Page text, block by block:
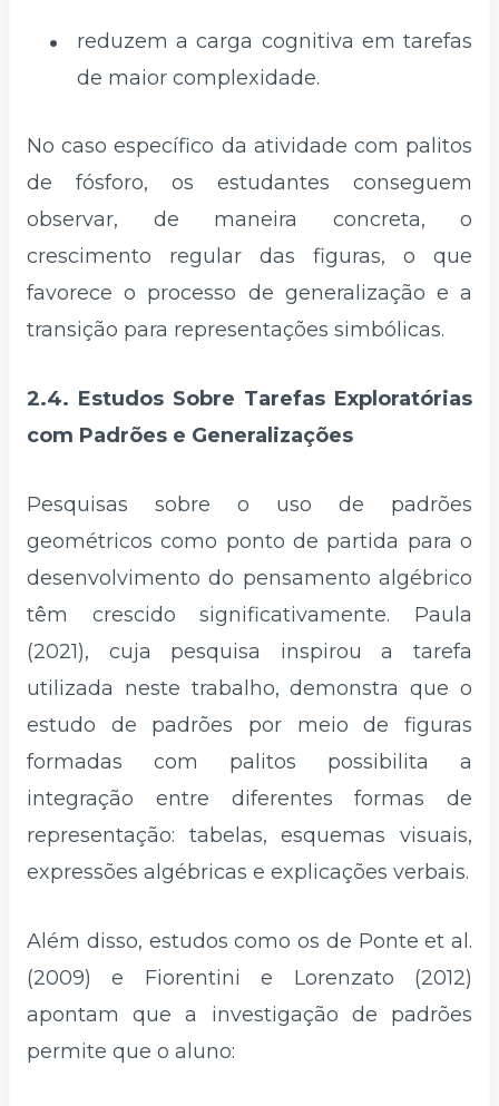
reduzem a carga cognitiva em tarefas
de maior complexidade.
No caso específico da atividade com palitos
de fósforo, os estudantes conseguem
observar, de maneira concreta, o
crescimento regular das figuras, o que
favorece o processo de generalização e a
transição para representações simbólicas.
2.4. Estudos Sobre Tarefas Exploratórias
com Padrões e Generalizações
Pesquisas sobre o uso de padrões
geométricos como ponto de partida para o
desenvolvimento do pensamento algébrico
têm crescido significativamente. Paula
(2021), cuja pesquisa inspirou a tarefa
utilizada neste trabalho, demonstra que o
estudo de padrões por meio de figuras
formadas com palitos possibilita a
integração entre diferentes formas de
representação: tabelas, esquemas visuais,
expressões algébricas e explicações verbais.
Além disso, estudos como os de Ponte et al.
(2009) e Fiorentini e Lorenzato (2012)
apontam que a investigação de padrões
permite que o aluno: